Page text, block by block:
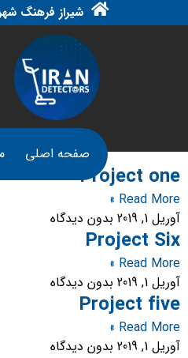
شیراز فرهنگ
صفحه اصلی
Project one
Read More »
آوریل 1, 2019
بدون دیدگاه
Project Six
Read More »
آوریل 1, 2019
بدون دیدگاه
Project five
Read More »
آوریل 1, 2019
بدون دیدگاه